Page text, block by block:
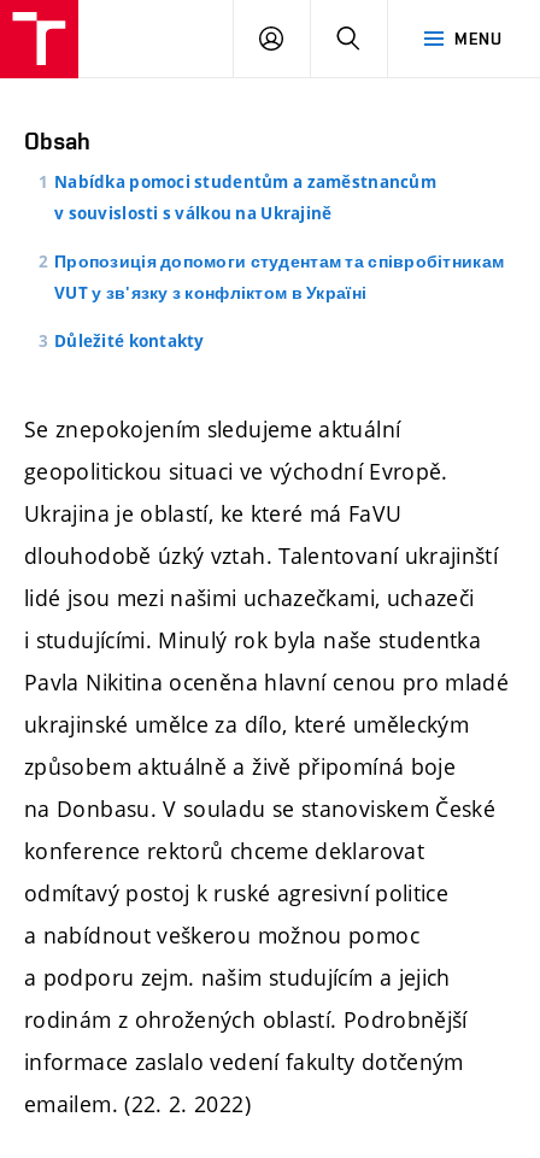
MENU
PŘIHLÁSIT
Obsah
Nabídka pomoci studentům a zaměstnancům
v souvislosti s válkou na Ukrajině
Пропозиція допомоги студентам та співробітникам
VUT у зв'язку з конфліктом в Україні
Důležité kontakty
Se znepokojením sledujeme aktuální
geopolitickou situaci ve východní Evropě.
Ukrajina je oblastí, ke které má FaVU
dlouhodobě úzký vztah. Talentovaní ukrajinští
lidé jsou mezi našimi uchazečkami, uchazeči
i studujícími. Minulý rok byla naše studentka
Pavla Nikitina oceněna hlavní cenou pro mladé
ukrajinské umělce za dílo, které uměleckým
způsobem aktuálně a živě připomíná boje
na Donbasu. V souladu se stanoviskem České
konference rektorů chceme deklarovat
odmítavý postoj k ruské agresivní politice
a nabídnout veškerou možnou pomoc
a podporu zejm. našim studujícím a jejich
rodinám z ohrožených oblastí. Podrobnější
informace zaslalo vedení fakulty dotčeným
emailem. (22. 2. 2022)